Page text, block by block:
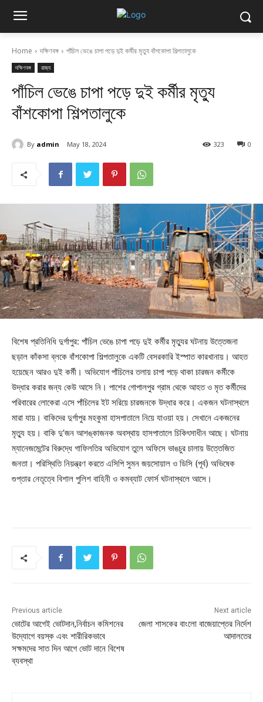
Home দক্ষিণবঙ্গ পাঁচিল ভেঙে চাপা পড়ে দুই কর্মীর মৃত্যু বাঁশকোপা শিল্পতালুকে
দক্ষিণবঙ্গ রাজ্য
পাঁচিল ভেঙে চাপা পড়ে দুই কর্মীর মৃত্যু
বাঁশকোপা শিল্পতালুকে
By admin May 18, 2024 0
323
বিশেষ প্রতিনিধি দুর্গাপুর: পাঁচিল ভেঙে চাপা পড়ে দুই কর্মীর মৃত্যুর ঘটনায় উত্তেজনা
ছড়াল কাঁকসা ব্লকে বাঁশকোপা শিল্পতালুকে একটি বেসরকারি ইস্পাত কারখানায়। আহত
হয়েছেন আরও দুই কর্মী। অভিযোগ পাঁচিলের তলায় চাপা পড়ে থাকা চারজন কর্মীকে
উদ্ধার করার জন্য কেউ আসে নি। পাশের গোপালপুর গ্রাম থেকে আহত ও মৃত কর্মীদের
পরিবারের লোকেরা এসে পাঁচিলের ইট সরিয়ে চারজনকে উদ্ধার করে। একজন ঘটনাস্থলে
মারা যায়। বাকিদের দুর্গাপুর মহকুমা হাসপাতালে নিয়ে যাওয়া হয়। সেখানে একজনের
মৃত্যু হয়। বাকি দু’জন আশঙ্কাজনক অবস্থায় হাসপাতালে চিকিৎসাধীন আছে। ঘটনায়
ম্যানেজমেন্টের বিরুদ্ধে গাফিলতির অভিযোগ তুলে অফিসে ভাঙচুর চালায় উত্তেজিত
জনতা। পরিস্থিতি নিয়ন্ত্রণ করতে এসিপি সুমন জয়সোয়াল ও ডিসি (পূর্ব) অভিষেক
গুপ্তার নেতৃত্বে বিশাল পুলিশ বাহিনী ও কমব্যাট ফোর্স ঘটনাস্থলে আসে।
Previous article
ভোটের আগেই ভোটদান,নির্বাচন কমিশনের
উদ্যোগে বয়স্ক এবং শারীরিকভাবে
সক্ষমদের সাত দিন আগে ভোট দানে বিশেষ
ব্যবস্থা
Next article
জেলা শাসকের বাংলো বাজেয়াপ্তের নির্দেশ
আদালতের